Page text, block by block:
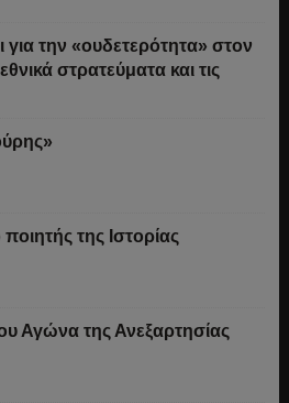
για την «ουδετερότητα» στον
στρατεύματα και τις
της Ιστορίας
Αγώνα της Ανεξαρτησίας